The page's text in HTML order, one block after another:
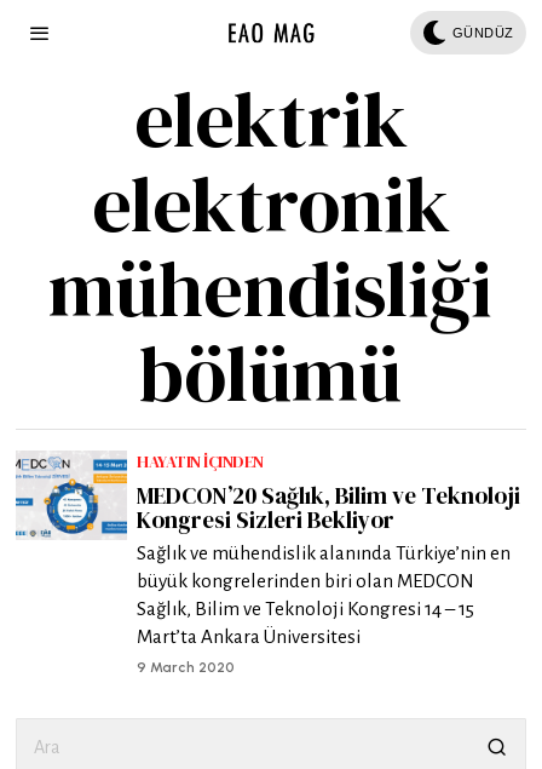
GÜNDÜZ
elektrik
elektronik
mühendisliği
bölümü
HAYATIN İÇINDEN
MEDCON’20 Sağlık, Bilim ve Teknoloji
Kongresi Sizleri Bekliyor
Sağlık ve mühendislik alanında Türkiye’nin en
büyük kongrelerinden biri olan MEDCON
Sağlık, Bilim ve Teknoloji Kongresi 14 – 15
Mart’ta Ankara Üniversitesi
9 March 2020